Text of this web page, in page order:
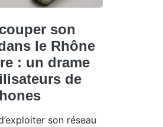
son
le Rhône
: un drame
de
son réseau